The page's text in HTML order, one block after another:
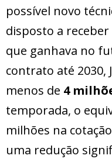
possível novo
disposto a
que ganhava no
contrato até 2030,
menos de 4
temporada, o
milhões na
uma redução